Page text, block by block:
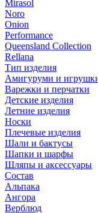
Mirasol
Noro
Onion
Performance
Queensland Collection
Rellana
Тип изделия
Амигуруми и
Варежки и перчатки
Детские изделия
Летние изделия
Носки
Плечевые изделия
Шали и бактусы
Шапки и шарфы
Шляпы и аксессуары
Состав
Альпака
Ангора
Верблюд